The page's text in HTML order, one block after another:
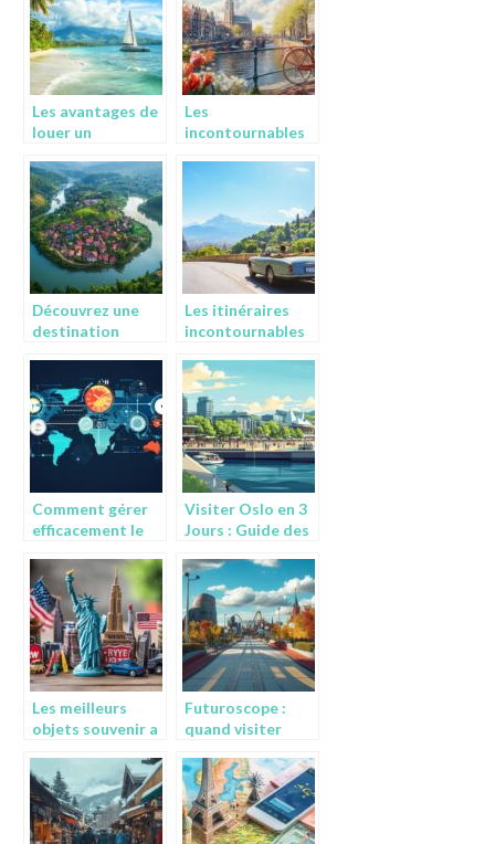
débutants
mémorable
Les avantages de
louer un
Martinique pour
vos vacances
Les
incontournables
visiter
Amsterdam
Découvrez une
destination
pour le voyage
Les itinéraires
incontournables
mémorable en
Europe
Comment gérer
efficacement le
avec Melbourne
pour vos
communications
internationales
Visiter Oslo en 3
Jours : Guide des
d’Hebergement
Ideales
Les meilleurs
objets souvenir a
Etats-Unis : du
sirop d’erable au
cafe Blue
Mountain
Futuroscope :
quand visiter
periodes creuses
pour eviter les
files d’attente